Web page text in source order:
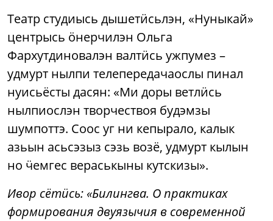
Театр студиысь дышетӥсьлэн, «Нуныкай»
центрысь ӧнерчилэн Ольга
Фархутдиновалэн валтӥсь ужпумез –
удмурт нылпи телепередачаослы пинал
нуисьёсты дасян: «Ми доры ветлӥсь
нылпиослэн творчествоя будэмзы
шумпоттэ. Соос уг ни кепырало, калык
азьын асьсэзыз сэзь возё, удмурт кылын
но ӵемгес вераськыны кутскизы».
Ивор сётӥсь: «Билингва. О практиках
формирования двуязычия в современной